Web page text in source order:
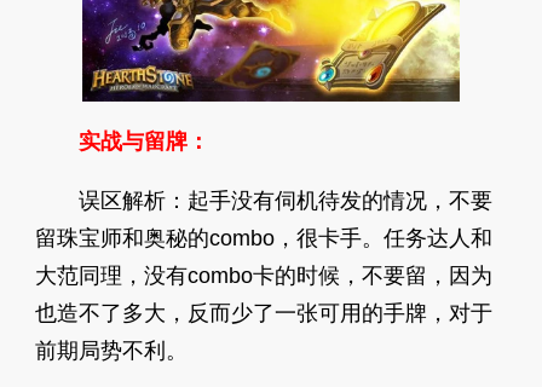
实战与留牌：
误区解析：起手没有伺机待发的情况，不要
留珠宝师和奥秘的combo，很卡手。任务达人和
大范同理，没有combo卡的时候，不要留，因为
也造不了多大，反而少了一张可用的手牌，对于
前期局势不利。